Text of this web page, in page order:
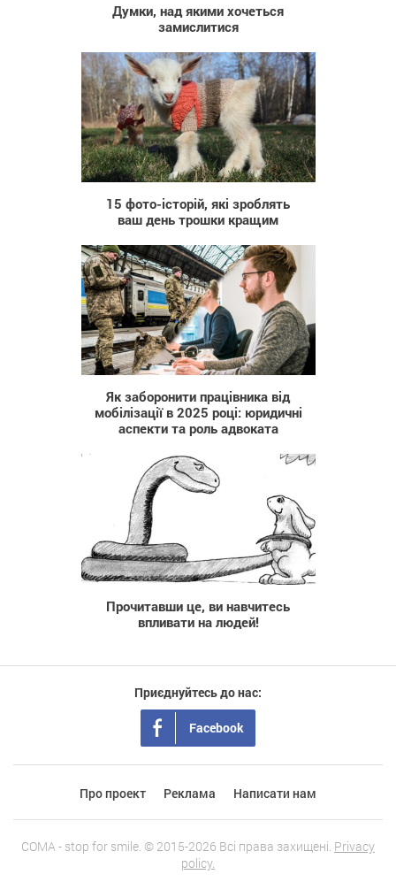
Думки, над якими хочеться
замислитися
3 052
15 фото-історій, які зроблять
ваш день трошки кращим
37
Як заборонити працівника від
мобілізації в 2025 році: юридичні
аспекти та роль адвоката
410 299
Прочитавши це, ви навчитесь
впливати на людей!
Приєднуйтесь до нас:
Facebook
Про проект Реклама Написати нам
COMA - stop for smile. © 2015-2026 Всі права захищені. Privacy
policy.